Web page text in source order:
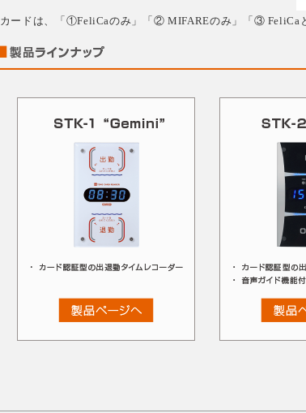
カードは、「①FeliCaのみ」「② MIFAREのみ」「③ FeliCa